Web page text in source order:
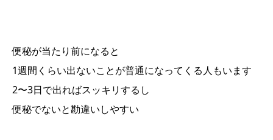
便秘が当たり前になると
1週間くらい出ないことが普通になってくる人もいます
2〜3日で出ればスッキリするし
便秘でないと勘違いしやすい